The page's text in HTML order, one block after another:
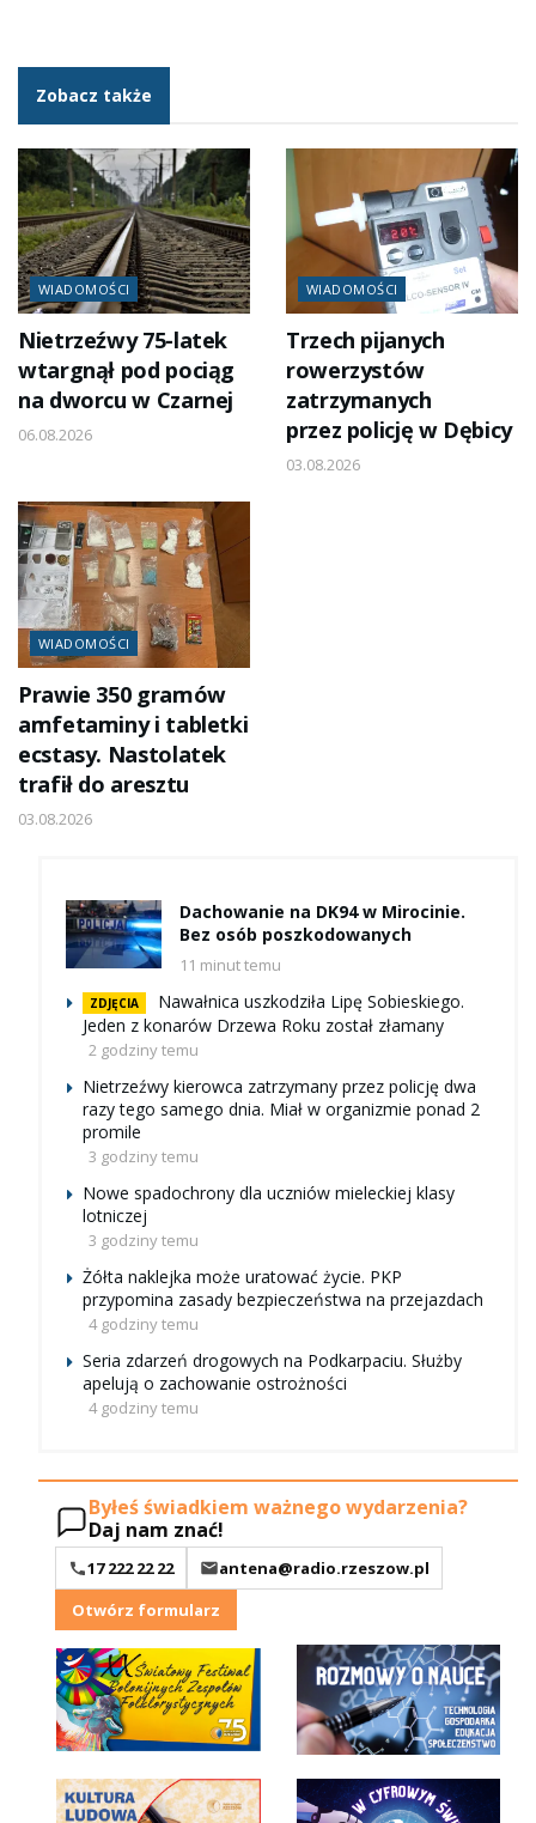
Zobacz także
WIADOMOŚCI
Nietrzeźwy 75-latek
wtargnął pod pociąg
na dworcu w Czarnej
06.08.2026
WIADOMOŚCI
Trzech pijanych
rowerzystów
zatrzymanych
przez policję w Dębicy
03.08.2026
WIADOMOŚCI
Prawie 350 gramów
amfetaminy i tabletki
ecstasy. Nastolatek
trafił do aresztu
03.08.2026
Dachowanie na DK94 w Mirocinie.
Bez osób poszkodowanych
11 minut temu
ZDJĘCIA
Nawałnica uszkodziła Lipę Sobieskiego.
Jeden z konarów Drzewa Roku został złamany
2 godziny temu
Nietrzeźwy kierowca zatrzymany przez policję dwa
razy tego samego dnia. Miał w organizmie ponad 2
promile
3 godziny temu
Nowe spadochrony dla uczniów mieleckiej klasy
lotniczej
3 godziny temu
Żółta naklejka może uratować życie. PKP
przypomina zasady bezpieczeństwa na przejazdach
4 godziny temu
Seria zdarzeń drogowych na Podkarpaciu. Służby
apelują o zachowanie ostrożności
4 godziny temu
Byłeś świadkiem ważnego wydarzenia?
Daj nam znać!
17 222 22 22
antena@radio.rzeszow.pl
Otwórz formularz